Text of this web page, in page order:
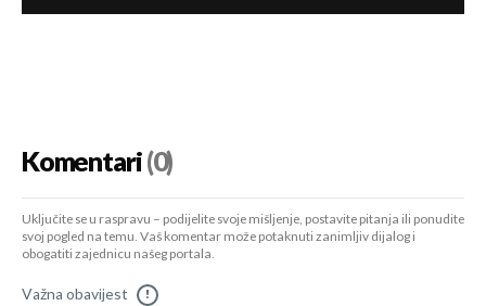
Komentari(0)
Uključite se u raspravu – podijelite svoje mišljenje, postavite pitanja ili ponudite
svoj pogled na temu. Vaš komentar može potaknuti zanimljiv dijalog i
obogatiti zajednicu našeg portala.
Važna obavijest !